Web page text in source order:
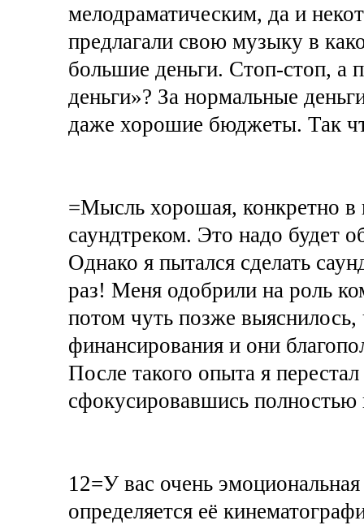
мелодраматическим, да и
предлагали свою музыку в
большие деньги. Стоп-стоп, а
деньги»? За нормальные
даже хорошие бюджеты. Так
=Мысль хорошая, конкретно в
саундтреком. Это надо будет
Однако я пытался сделать
раз! Меня одобрили на роль
потом чуть позже выяснилось,
финансирования и они
После такого опыта я
сфокусировавшись
12=У вас очень
определяется её